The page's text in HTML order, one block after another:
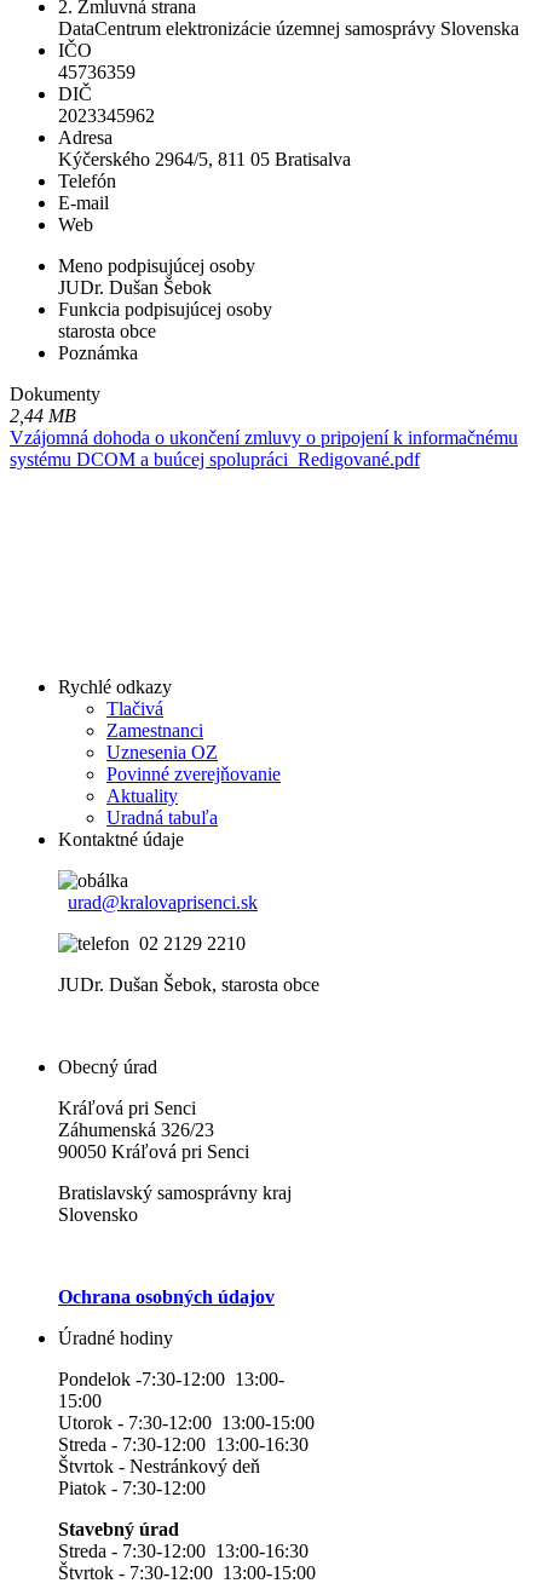
2. Zmluvná strana
DataCentrum elektronizácie územnej samosprávy Slovenska
IČO
45736359
DIČ
2023345962
Adresa
Kýčerského 2964/5, 811 05 Bratisalva
Telefón
E-mail
Web
Meno podpisujúcej osoby
JUDr. Dušan Šebok
Funkcia podpisujúcej osoby
starosta obce
Poznámka
Dokumenty
2,44 MB
Vzájomná dohoda o ukončení zmluvy o pripojení k informačnému
systému DCOM a buúcej spolupráci_Redigované.pdf
Rychlé odkazy
Tlačivá
Zamestnanci
Uznesenia OZ
Povinné zverejňovanie
Aktuality
Uradná tabuľa
Kontaktné údaje
urad@kralovaprisenci.sk
02 2129 2210
JUDr. Dušan Šebok, starosta obce
Obecný úrad
Kráľová pri Senci
Záhumenská 326/23
90050 Kráľová pri Senci
Bratislavský samosprávny kraj
Slovensko
Ochrana osobných údajov
Úradné hodiny
Pondelok -7:30-12:00 13:00-
15:00
Utorok - 7:30-12:00 13:00-15:00
Streda - 7:30-12:00 13:00-16:30
Štvrtok - Nestránkový deň
Piatok - 7:30-12:00
Stavebný úrad
Streda - 7:30-12:00 13:00-16:30
Štvrtok - 7:30-12:00 13:00-15:00